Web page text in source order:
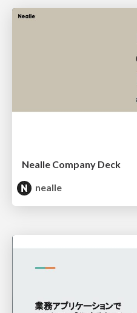
Nealle Company Deck
nealle